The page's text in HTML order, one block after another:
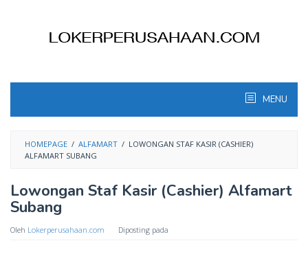
MENU
HOMEPAGE / ALFAMART / LOWONGAN STAF KASIR (CASHIER)
ALFAMART SUBANG
Lowongan Staf Kasir (Cashier) Alfamart
Subang
Oleh Lokerperusahaan.com Diposting pada